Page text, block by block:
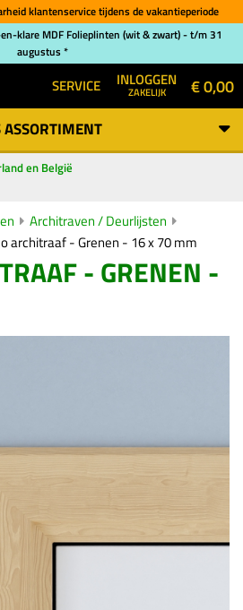
klantenservice tijdens de vakantieperiode
klare MDF Folieplinten (wit & zwart) - t/m 31
augustus *
SERVICE INLOGGEN
ZAKELIJK € 0,00
ASSORTIMENT
en België
Architraven / Deurlijsten
architraaf - Grenen - 16 x 70 mm
- GRENEN -